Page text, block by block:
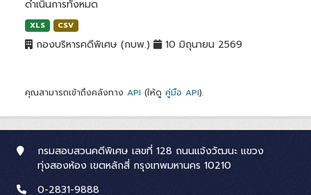
ดำเนินการทั้งหมด
XLS CSV
กองบริหารคดีพิเศษ (กบพ.) 10 มิถุนายน 2569
คุณสามารถเข้าถึงคลังทาง API (ให้ดู คู่มือ API).
กรมสอบสวนคดีพิเศษ เลขที่ 128 ถนนแจ้งวัฒนะ แขวง
ทุ่งสองห้อง เขตหลักสี่ กรุงเทพมหานคร 10210
0-2831-9888